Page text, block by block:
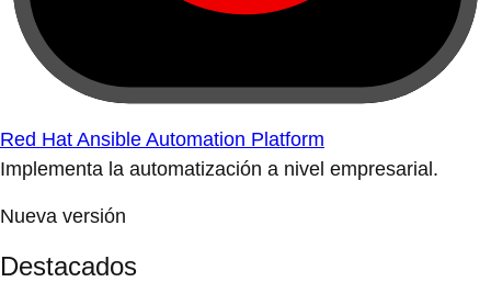
Red Hat Ansible Automation Platform
Implementa la automatización a nivel empresarial.
Nueva versión
Destacados